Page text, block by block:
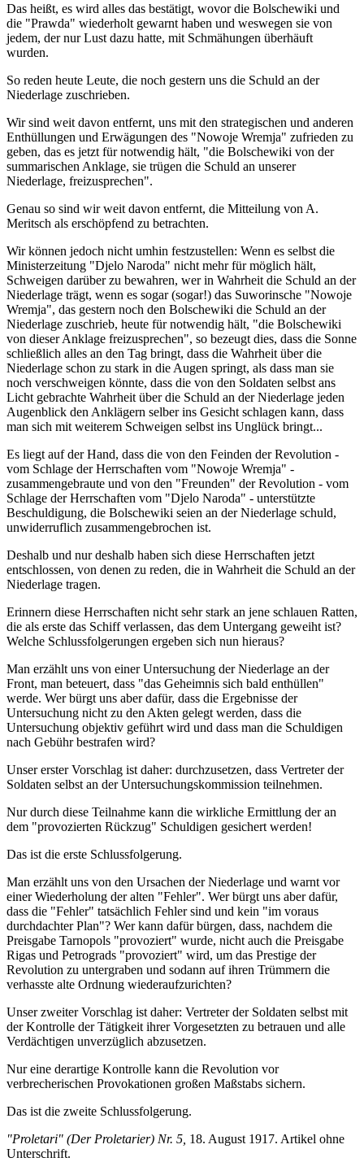
Das heißt, es wird alles das bestätigt, wovor die Bolschewiki und
die "Prawda" wiederholt gewarnt haben und weswegen sie von
jedem, der nur Lust dazu hatte, mit Schmähungen überhäuft
wurden.
So reden heute Leute, die noch gestern uns die Schuld an der
Niederlage zuschrieben.
Wir sind weit davon entfernt, uns mit den strategischen und anderen
Enthüllungen und Erwägungen des "Nowoje Wremja" zufrieden zu
geben, das es jetzt für notwendig hält, "die Bolschewiki von der
summarischen Anklage, sie trügen die Schuld an unserer
Niederlage, freizusprechen".
Genau so sind wir weit davon entfernt, die Mitteilung von A.
Meritsch als erschöpfend zu betrachten.
Wir können jedoch nicht umhin festzustellen: Wenn es selbst die
Ministerzeitung "Djelo Naroda" nicht mehr für möglich hält,
Schweigen darüber zu bewahren, wer in Wahrheit die Schuld an der
Niederlage trägt, wenn es sogar (sogar!) das Suworinsche "Nowoje
Wremja", das gestern noch den Bolschewiki die Schuld an der
Niederlage zuschrieb, heute für notwendig hält, "die Bolschewiki
von dieser Anklage freizusprechen", so bezeugt dies, dass die Sonne
schließlich alles an den Tag bringt, dass die Wahrheit über die
Niederlage schon zu stark in die Augen springt, als dass man sie
noch verschweigen könnte, dass die von den Soldaten selbst ans
Licht gebrachte Wahrheit über die Schuld an der Niederlage jeden
Augenblick den Anklägern selber ins Gesicht schlagen kann, dass
man sich mit weiterem Schweigen selbst ins Unglück bringt...
Es liegt auf der Hand, dass die von den Feinden der Revolution -
vom Schlage der Herrschaften vom "Nowoje Wremja" -
zusammengebraute und von den "Freunden" der Revolution - vom
Schlage der Herrschaften vom "Djelo Naroda" - unterstützte
Beschuldigung, die Bolschewiki seien an der Niederlage schuld,
unwiderruflich zusammengebrochen ist.
Deshalb und nur deshalb haben sich diese Herrschaften jetzt
entschlossen, von denen zu reden, die in Wahrheit die Schuld an der
Niederlage tragen.
Erinnern diese Herrschaften nicht sehr stark an jene schlauen Ratten,
die als erste das Schiff verlassen, das dem Untergang geweiht ist?
Welche Schlussfolgerungen ergeben sich nun hieraus?
Man erzählt uns von einer Untersuchung der Niederlage an der
Front, man beteuert, dass "das Geheimnis sich bald enthüllen"
werde. Wer bürgt uns aber dafür, dass die Ergebnisse der
Untersuchung nicht zu den Akten gelegt werden, dass die
Untersuchung objektiv geführt wird und dass man die Schuldigen
nach Gebühr bestrafen wird?
Unser erster Vorschlag ist daher: durchzusetzen, dass Vertreter der
Soldaten selbst an der Untersuchungskommission teilnehmen.
Nur durch diese Teilnahme kann die wirkliche Ermittlung der an
dem "provozierten Rückzug" Schuldigen gesichert werden!
Das ist die erste Schlussfolgerung.
Man erzählt uns von den Ursachen der Niederlage und warnt vor
einer Wiederholung der alten "Fehler". Wer bürgt uns aber dafür,
dass die "Fehler" tatsächlich Fehler sind und kein "im voraus
durchdachter Plan"? Wer kann dafür bürgen, dass, nachdem die
Preisgabe Tarnopols "provoziert" wurde, nicht auch die Preisgabe
Rigas und Petrograds "provoziert" wird, um das Prestige der
Revolution zu untergraben und sodann auf ihren Trümmern die
verhasste alte Ordnung wiederaufzurichten?
Unser zweiter Vorschlag ist daher: Vertreter der Soldaten selbst mit
der Kontrolle der Tätigkeit ihrer Vorgesetzten zu betrauen und alle
Verdächtigen unverzüglich abzusetzen.
Nur eine derartige Kontrolle kann die Revolution vor
verbrecherischen Provokationen großen Maßstabs sichern.
Das ist die zweite Schlussfolgerung.
"Proletari" (Der Proletarier) Nr. 5, 18. August 1917. Artikel ohne
Unterschrift.